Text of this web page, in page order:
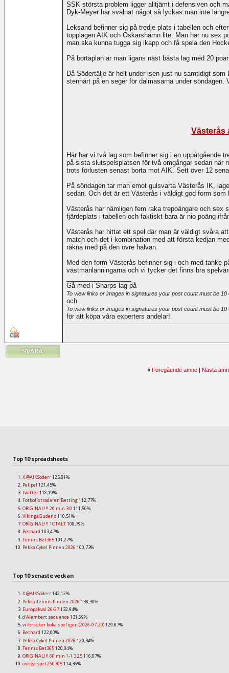
SSK största problem ligger alltjämt i defensiven och
Dyk-Meyer har svalnat något så lyckas man inte
Leksand befinner sig på tredje plats i tabellen och
topplagen AIK och Oskarshamn lite. Man har nu sex
man ska kunna tugga sig ikapp och få spela den
På bortaplan är man ligans näst bästa lag med 20
Då Södertälje är helt under isen just nu samtidigt
stenhårt på en seger för dalmasarna under
Västerås
Här har vi två lag som befinner sig i en uppåtgående
på sista slutspelsplatsen för två omgångar sedan när
trots förlusten senast borta mot AIK. Sett över 12
På söndagen tar man emot gulsvarta Västerås IK,
sedan. Och det är ett Västerås i väldigt god form
Västerås har nämligen fem raka trepoängare och
fjärdeplats i tabellen och faktiskt bara är nio poäng
Västerås har hittat ett spel där man är väldigt svåra
match och det i kombination med att första kedjan
räkna med på den övre halvan.
Med den form Västerås befinner sig i och med tanke
västmanlänningarna och vi tycker det finns bra
Gå med i Sharps lag på
To view links or images in signatures your post count must be
och
To view links or images in signatures your post count must be
för att köpa våra experters andelar!
« Föregående ämne| Nästa
Top 10 spreadsheets
X @AIKSoderr125,81%
Pelipel 121,45%
twitter118,19%
Fotbollstradaren Betting112,77%
ORIGINAL!!! 20 min 3.0 111,50%
VikingaGudens110,51%
ORIGINAL!!! TOTALT108,79%
Bethard 103,47%
Tennis Bet365101,27%
Pekka Cykel Pinnen 2026 100,73%
Top 10 senaste veckan
X @AIKSoderr142,12%
Pekka Tennis Pinnen 2026 138,30%
Europakval 26/27132,94%
d'Alembert sequence131,69%
vi försöker boka spel igen (2026-07-20)129,87%
Bethard 122,00%
Pekka Cykel Pinnen 2026 120,34%
Tennis Bet365120,04%
ORIGINAL!!! 60 min 1-1 3.25116,07%
övriga spel 260705114,36%